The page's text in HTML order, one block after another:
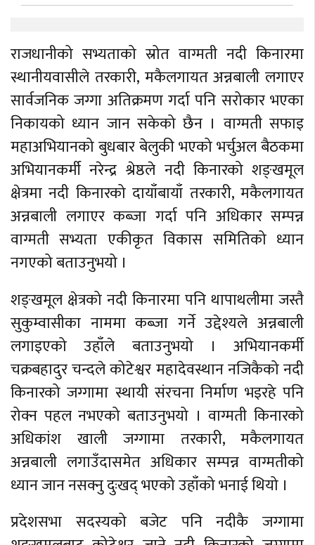
राजधानीको सभ्यताको स्रोत वाग्मती नदी किनारमा
स्थानीयवासीले तरकारी, मकैलगायत अन्नबाली लगाएर
सार्वजनिक जग्गा अतिक्रमण गर्दा पनि सरोकार भएका
निकायको ध्यान जान सकेको छैन । वाग्मती सफाइ
महाअभियानको बुधबार बेलुकी भएको भर्चुअल बैठकमा
अभियानकर्मी नरेन्द्र श्रेष्ठले नदी किनारको शङ्खमूल
क्षेत्रमा नदी किनारको दायाँबायाँ तरकारी, मकैलगायत
अन्नबाली लगाएर कब्जा गर्दा पनि अधिकार सम्पन्न
वाग्मती सभ्यता एकीकृत विकास समितिको ध्यान
नगएको बताउनुभयो ।
शङ्खमूल क्षेत्रको नदी किनारमा पनि थापाथलीमा जस्तै
सुकुम्वासीका नाममा कब्जा गर्ने उद्देश्यले अन्नबाली
लगाइएको उहाँले बताउनुभयो । अभियानकर्मी
चक्रबहादुर चन्दले कोटेश्वर महादेवस्थान नजिकैको नदी
किनारको जग्गामा स्थायी संरचना निर्माण भइरहे पनि
रोक्न पहल नभएको बताउनुभयो । वाग्मती किनारको
अधिकांश खाली जग्गामा तरकारी, मकैलगायत
अन्नबाली लगाउँदासमेत अधिकार सम्पन्न वाग्मतीको
ध्यान जान नसक्नु दुःखद् भएको उहाँको भनाई थियो ।
प्रदेशसभा सदस्यको बजेट पनि नदीकै जग्गामा